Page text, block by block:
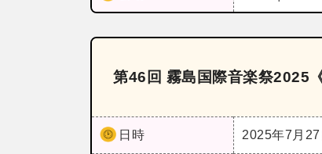
第46回 霧島国際音楽祭2025
日時 2025年7月27